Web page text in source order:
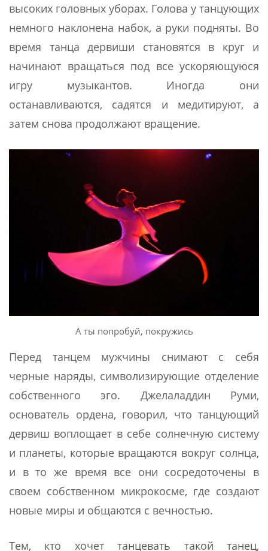
высоких головных уборах. Голова у танцующих
немного наклонена набок, а руки подняты. Во
время танца дервиши становятся в круг и
начинают вращаться под все ускоряющуюся
игру музыкантов. Иногда они
останавливаются, садятся и медитируют, а
затем снова продолжают вращение.
А ты попробуй, покружись
Перед танцем мужчины снимают с себя
черные наряды, символизирующие отделение
собственного эго. Джелаладдин Руми,
основатель ордена, говорил, что танцующий
дервиш воплощает в себе солнечную систему
и планеты, которые вращаются вокруг солнца,
и в то же время все они сосредоточены в
своем собственном микрокосме, где создают
новые миры и общаются с вечностью.
Тем, кто хочет танцевать такой танец,